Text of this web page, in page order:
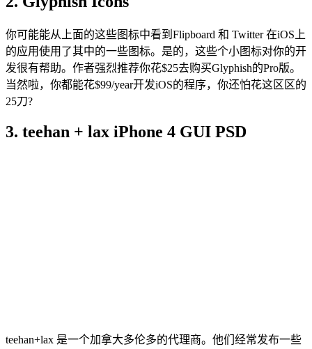
你可能能从上面的这些图标中看到Flipboard 和 Twitter 在iOS上
的应用使用了其中的一些图标。是的，这些个小图标对你的开
发很有帮助。作者强烈推荐你花$25去购买Glyphish的Pro版。
当然啦，你都能花$99/year开发iOS的程序，你还怕花这区区的
25刀?
3. teehan + lax iPhone 4 GUI PSD
teehan+lax 是一个加拿大多伦多的代理商。他们经常发布一些